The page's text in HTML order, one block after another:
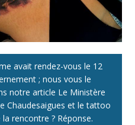
avait rendez-vous le 12
; nous vous le
notre article Le Ministère
Chaudesaigues et le tattoo
rencontre ? Réponse.